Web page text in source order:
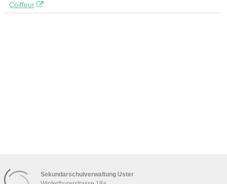
Coiffeur
Sekundarschulverwaltung Uster